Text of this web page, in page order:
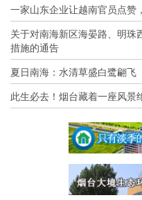
一家山东企业让越南官员点赞
关于对南海新区海晏路、明珠
措施的通告
夏日南海：水清草盛白鹭翩飞
此生必去！烟台藏着一座风景